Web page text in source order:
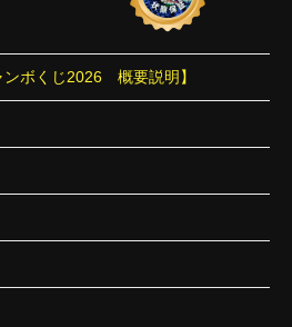
ンボくじ2026 概要説明】